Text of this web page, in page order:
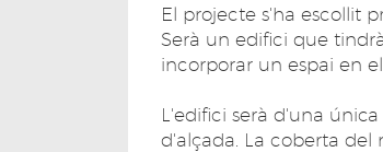
El projecte s'ha escollit
Serà un edifici que
incorporar un espai en
L'edifici serà d'una
d'alçada. La coberta